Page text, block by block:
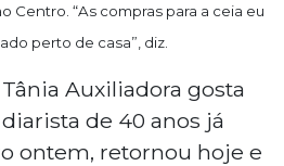
Centro. “As compras para a ceia eu
perto de casa”, diz.
Auxiliadora gosta
de 40 anos já
ontem, retornou hoje e